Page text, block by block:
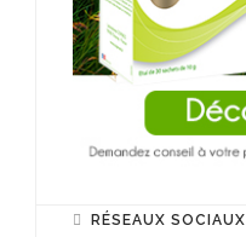
RÉSEAUX SOCIAUX